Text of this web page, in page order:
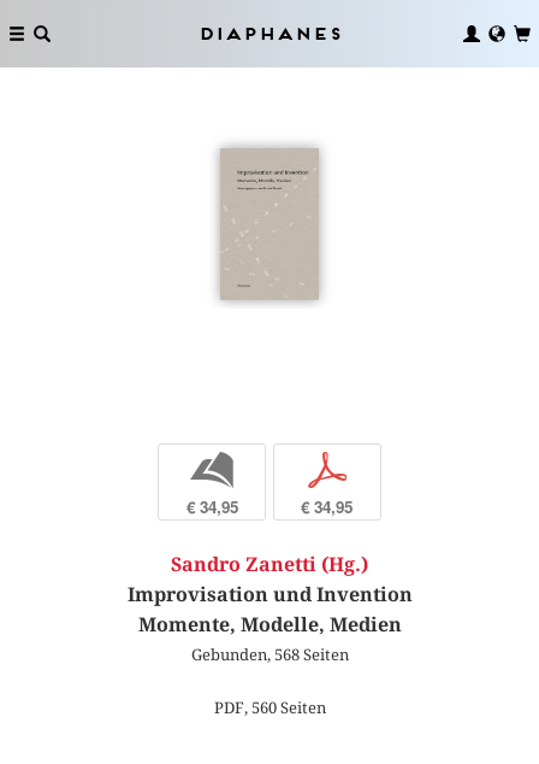
Diaphanes
b
€ 34,95
p
€ 34,95
Sandro Zanetti (Hg.)
Improvisation und Invention
Momente, Modelle, Medien
Gebunden, 568 Seiten
PDF, 560 Seiten